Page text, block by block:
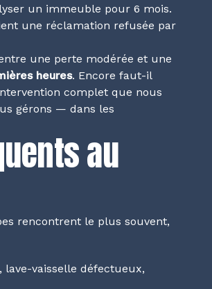
un immeuble pour 6 mois.
une réclamation refusée par
une perte modérée et une
heures. Encore faut-il
complet que nous
gérons — dans les
au
rencontrent le plus souvent,
vaisselle défectueux,